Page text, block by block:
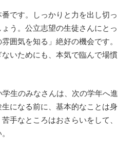
です。しっかりと力を出し切っ
う。公立志望の生徒さんにとっ
囲気を知る」絶好の機会です。
いためにも、本気で臨んで場慣
生のみなさんは、次の学年へ進
になる前に、基本的なことは身
手なところはおさらいをして、